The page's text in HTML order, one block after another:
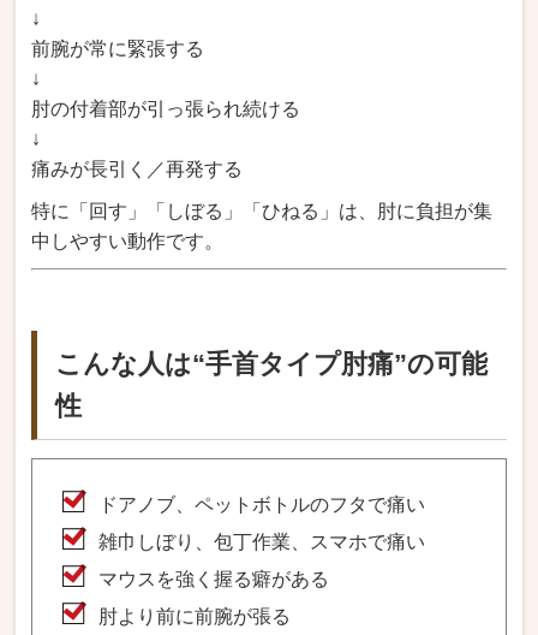
↓
前腕が常に緊張する
↓
肘の付着部が引っ張られ続ける
↓
痛みが長引く／再発する
特に「回す」「しぼる」「ひねる」は、肘に負担が集
中しやすい動作です。
こんな人は“手首タイプ肘痛”の可能
性
ドアノブ、ペットボトルのフタで痛い
雑巾しぼり、包丁作業、スマホで痛い
マウスを強く握る癖がある
肘より前に前腕が張る